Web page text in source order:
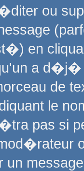
ou
en
a
de
le
pas si
un